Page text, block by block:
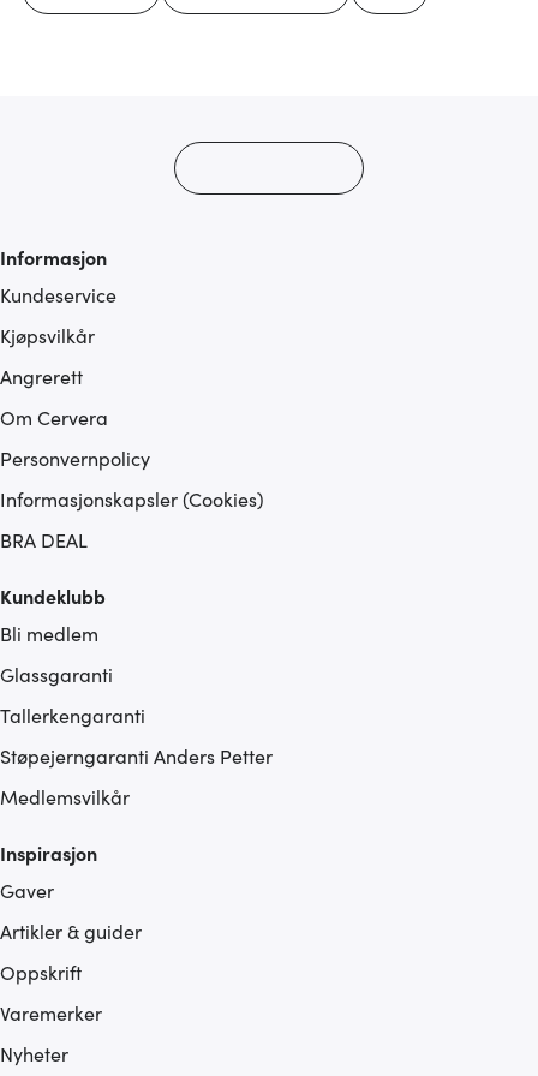
Informasjon
Kundeservice
Kjøpsvilkår
Angrerett
Om Cervera
Personvernpolicy
Informasjonskapsler (Cookies)
BRA DEAL
Kundeklubb
Bli medlem
Glassgaranti
Tallerkengaranti
Støpejerngaranti Anders Petter
Medlemsvilkår
Inspirasjon
Gaver
Artikler & guider
Oppskrift
Varemerker
Nyheter